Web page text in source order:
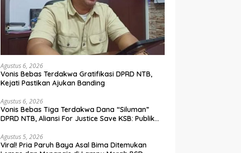
Agustus 6, 2026
Vonis Bebas Terdakwa Gratifikasi DPRD NTB,
Kejati Pastikan Ajukan Banding
Agustus 6, 2026
Vonis Bebas Tiga Terdakwa Dana “Siluman”
DPRD NTB, Aliansi For Justice Save KSB: Publik
Agustus 5, 2026
Viral! Pria Paruh Baya Asal Bima Ditemukan